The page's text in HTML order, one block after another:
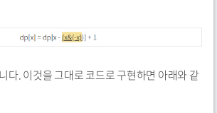
다. 이것을 그대로 코드로 구현하면 아래와 같